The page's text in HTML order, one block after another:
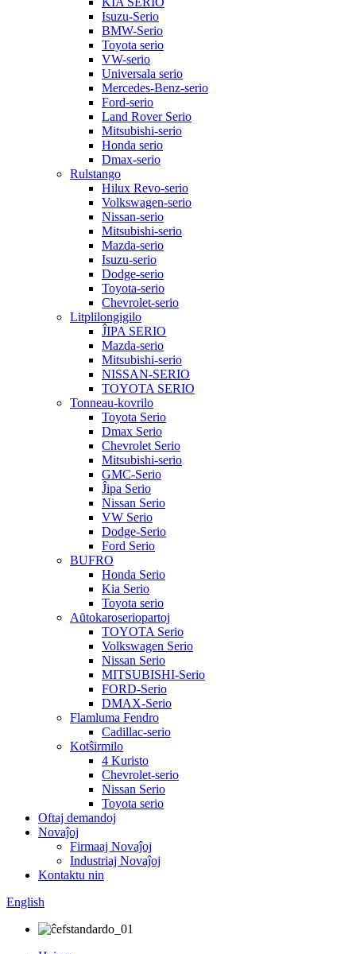
Isuzu-Serio
BMW-Serio
Toyota serio
VW-serio
Universala serio
Mercedes-Benz-serio
Ford-serio
Land Rover Serio
Mitsubishi-serio
Honda serio
Dmax-serio
Rulstango
Hilux Revo-serio
Volkswagen-serio
Nissan-serio
Mitsubishi-serio
Mazda-serio
Isuzu-serio
Dodge-serio
Toyota-serio
Chevrolet-serio
Litplilongigilo
ĴIPA SERIO
Mazda-serio
Mitsubishi-serio
NISSAN-SERIO
TOYOTA SERIO
Tonneau-kovrilo
Toyota Serio
Dmax Serio
Chevrolet Serio
Mitsubishi-serio
GMC-Serio
Ĵipa Serio
Nissan Serio
VW Serio
Dodge-Serio
Ford Serio
BUFRO
Honda Serio
Kia Serio
Toyota serio
Aŭtokaroseriopartoj
TOYOTA Serio
Volkswagen Serio
Nissan Serio
MITSUBISHI-Serio
FORD-Serio
DMAX-Serio
Flamluma Fendro
Cadillac-serio
Kotŝirmilo
4 Kuristo
Chevrolet-serio
Nissan Serio
Toyota serio
Oftaj demandoj
Novaĵoj
Firmaaj Novaĵoj
Industriaj Novaĵoj
Kontaktu nin
English